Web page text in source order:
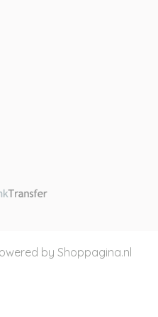
by Shoppagina.nl